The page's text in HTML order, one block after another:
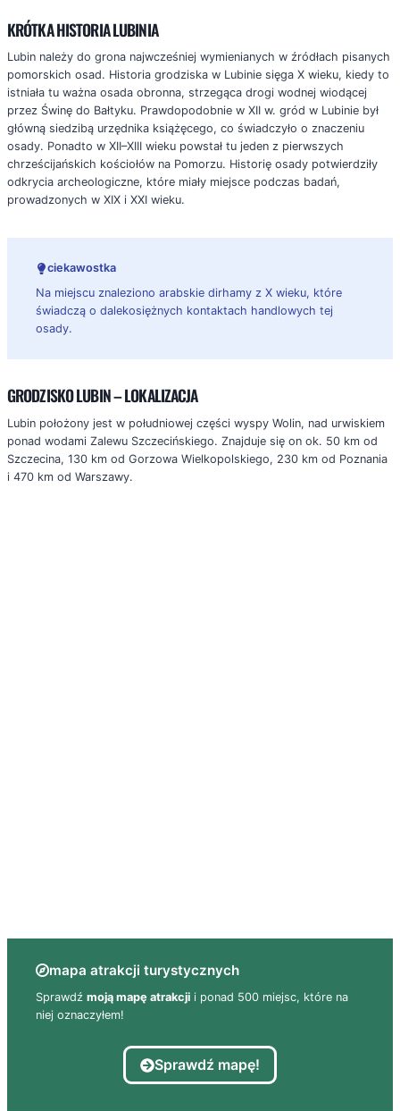
KRÓTKA HISTORIA LUBINIA
Lubin należy do grona najwcześniej wymienianych w źródłach pisanych
pomorskich osad. Historia grodziska w Lubinie sięga X wieku, kiedy to
istniała tu ważna osada obronna, strzegąca drogi wodnej wiodącej
przez Świnę do Bałtyku. Prawdopodobnie w XII w. gród w Lubinie był
główną siedzibą urzędnika książęcego, co świadczyło o znaczeniu
osady. Ponadto w XII–XIII wieku powstał tu jeden z pierwszych
chrześcijańskich kościołów na Pomorzu. Historię osady potwierdziły
odkrycia archeologiczne, które miały miejsce podczas badań,
prowadzonych w XIX i XXI wieku.
ciekawostka
Na miejscu znaleziono arabskie dirhamy z X wieku, które
świadczą o dalekosiężnych kontaktach handlowych tej
osady.
GRODZISKO LUBIN – LOKALIZACJA
Lubin położony jest w południowej części wyspy Wolin, nad urwiskiem
ponad wodami Zalewu Szczecińskiego. Znajduje się on ok. 50 km od
Szczecina, 130 km od Gorzowa Wielkopolskiego, 230 km od Poznania
i 470 km od Warszawy.
mapa atrakcji turystycznych
Sprawdź moją mapę atrakcji i ponad 500 miejsc, które na
niej oznaczyłem!
Sprawdź mapę!